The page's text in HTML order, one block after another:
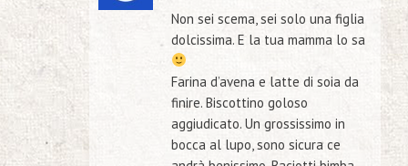
Non sei scema, sei solo una figlia
dolcissima. E la tua mamma lo sa
Farina d’avena e latte di soia da
finire. Biscottino goloso
aggiudicato. Un grossissimo in
bocca al lupo, sono sicura ce